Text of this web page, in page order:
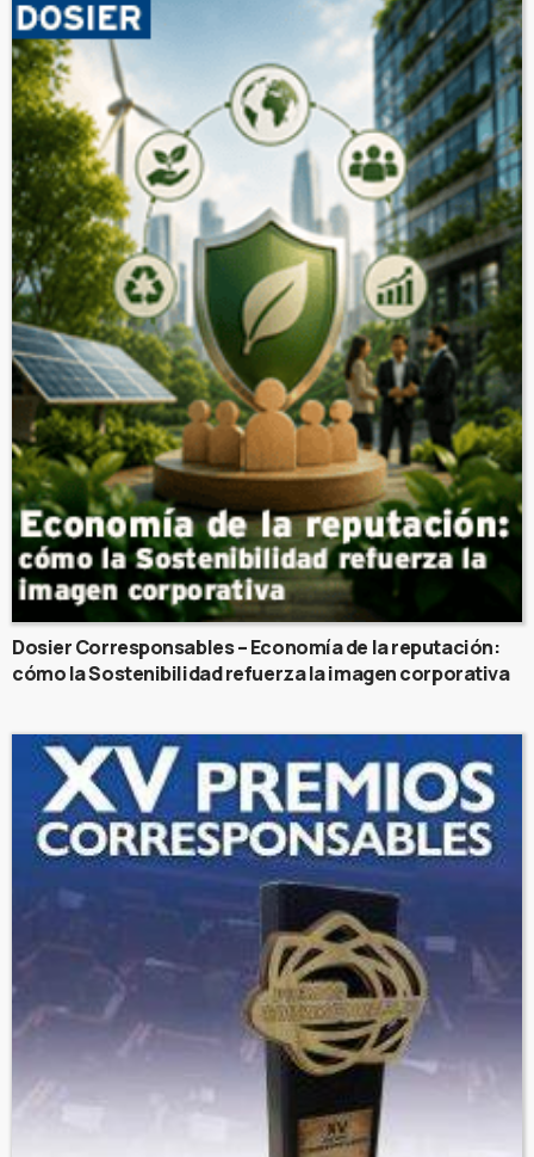
Dosier Corresponsables – Economía de la reputación:
cómo la Sostenibilidad refuerza la imagen corporativa